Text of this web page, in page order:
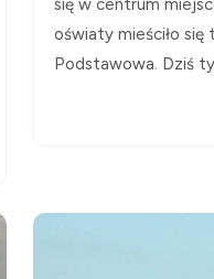
się w centrum
oświaty mieściło się
Podstawowa. Dziś